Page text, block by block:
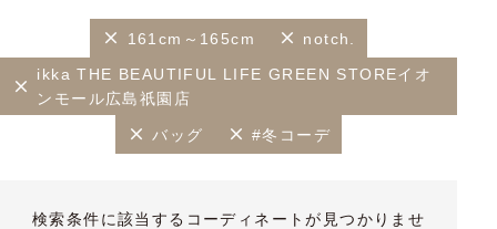
161cm～165cm notch.
ikka THE BEAUTIFUL LIFE GREEN STOREイオ
ンモール広島祇園店
バッグ #冬コーデ
検索条件に該当するコーディネートが見つかりませ